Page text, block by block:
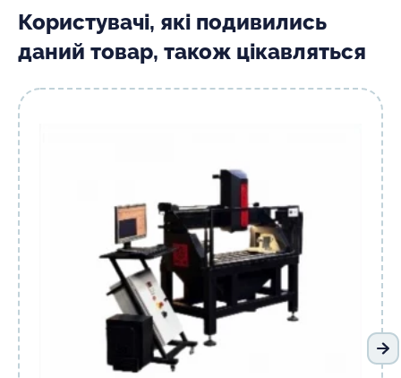
Користувачі, які подивились
даний товар, також цікавляться